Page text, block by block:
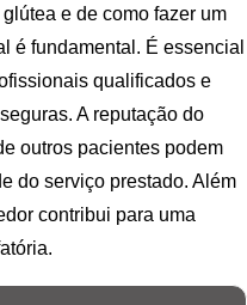
e de como fazer um
é fundamental. É essencial
qualificados e
A reputação do
outros pacientes podem
do serviço prestado. Além
contribui para uma